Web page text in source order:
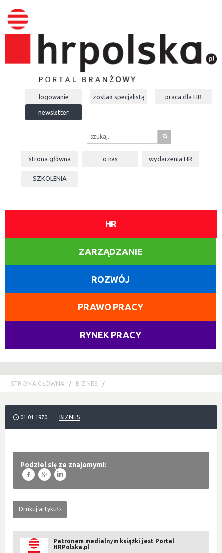
logowanie zostań specjalistą praca dla HR
newsletter
s
strona główna o nas wydarzeniaHR
SZKOLENIA
HR
ZARZĄDZANIE
ROZWÓJ
PRAWO PRACY
RYNEK PRACY
STRONA GŁÓWNA BIZNES
01.01.1970 BIZNES
Podziel się ze znajomymi:
f g l
Drukuj artykuł
Patronem medialnym książki jest Portal
HRPolska.pl